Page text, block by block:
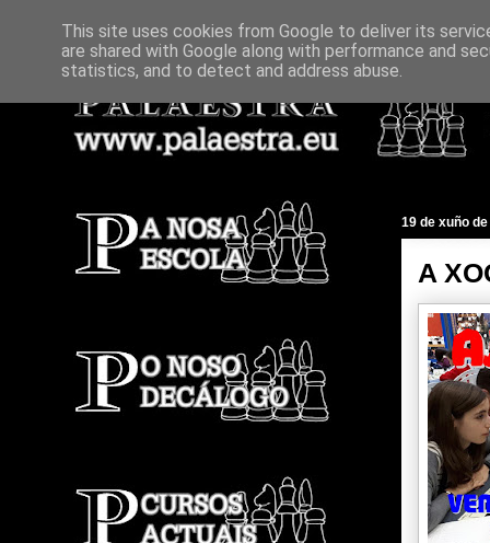
19 de xuño
A
This site uses cookies from Google to deliver its
are shared with Google along with performance and
statistics, and to detect and address abuse.